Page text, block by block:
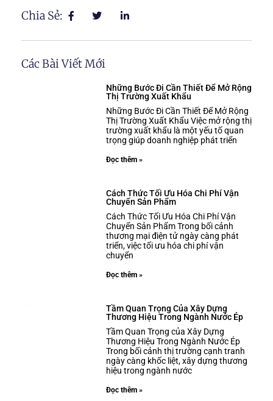
Chia Sẻ:
Các Bài Viết Mới
Những Bước Đi Cần Thiết Để Mở Rộng
Thị Trường Xuất Khẩu
Những Bước Đi Cần Thiết Để Mở Rộng
Thị Trường Xuất Khẩu Việc mở rộng thị
trường xuất khẩu là một yếu tố quan
trọng giúp doanh nghiệp phát triển
Đọc thêm »
Cách Thức Tối Ưu Hóa Chi Phí Vận
Chuyển Sản Phẩm
Cách Thức Tối Ưu Hóa Chi Phí Vận
Chuyển Sản Phẩm Trong bối cảnh
thương mại điện tử ngày càng phát
triển, việc tối ưu hóa chi phí vận
chuyển
Đọc thêm »
Tầm Quan Trọng Của Xây Dựng
Thương Hiệu Trong Ngành Nước Ép
Tầm Quan Trọng của Xây Dựng
Thương Hiệu Trong Ngành Nước Ép
Trong bối cảnh thị trường cạnh tranh
ngày càng khốc liệt, xây dựng thương
hiệu trong ngành nước
Đọc thêm »